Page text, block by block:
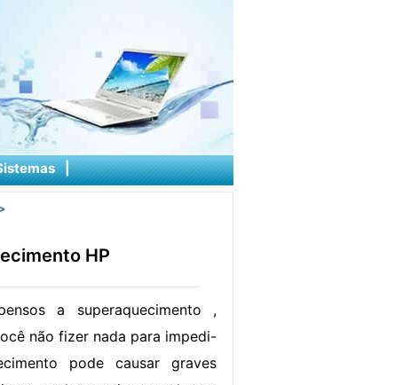
|
HP
a superaquecimento ,
não fizer nada para impedi-
pode causar graves